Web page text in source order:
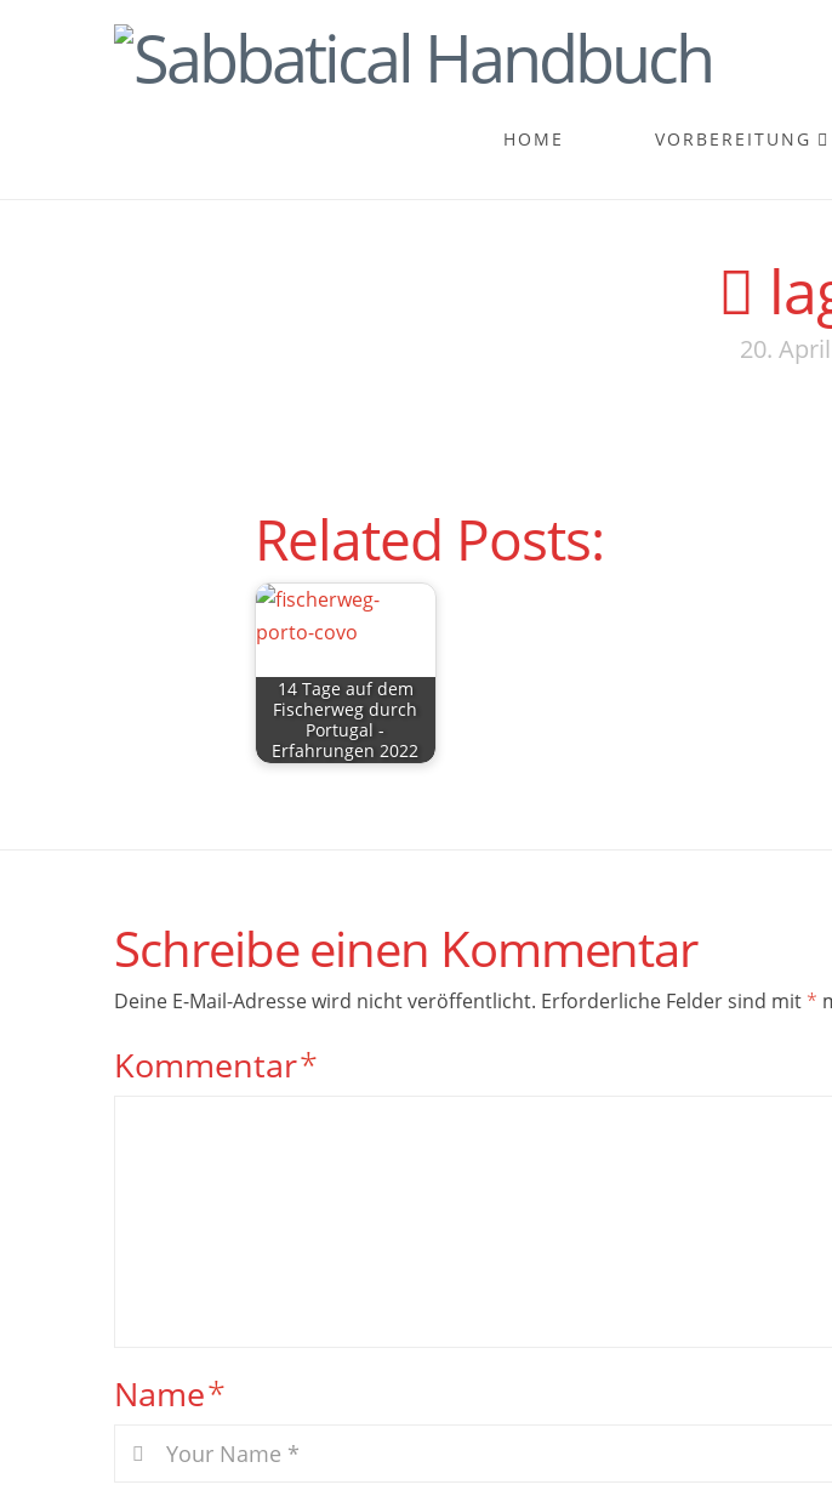
HOME VORBEREITUNG
20.
Related Posts:
14 Tage auf dem
Fischerweg durch
Portugal -
Erfahrungen 2022
Schreibe einen Kommentar
Deine E-Mail-Adresse wird nicht veröffentlicht. Erforderliche Felder sind mit *
Kommentar*
Name*